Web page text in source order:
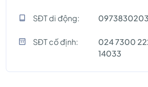
SĐT di động: 0973830203
SĐT cố định:
024 7300
14033